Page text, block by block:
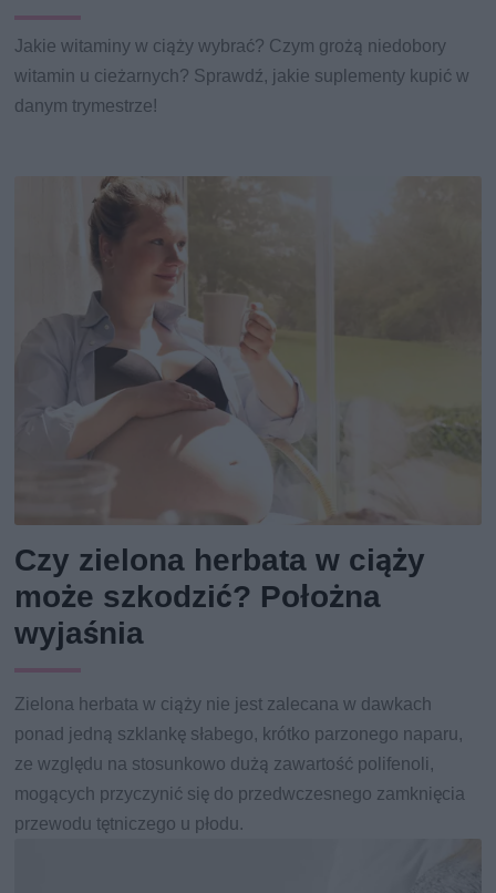
Jakie witaminy w ciąży wybrać? Czym grożą niedobory
witamin u cieżarnych? Sprawdź, jakie suplementy kupić w
danym trymestrze!
Czy zielona herbata w ciąży
może szkodzić? Położna
wyjaśnia
Zielona herbata w ciąży nie jest zalecana w dawkach
ponad jedną szklankę słabego, krótko parzonego naparu,
ze względu na stosunkowo dużą zawartość polifenoli,
mogących przyczynić się do przedwczesnego zamknięcia
przewodu tętniczego u płodu.